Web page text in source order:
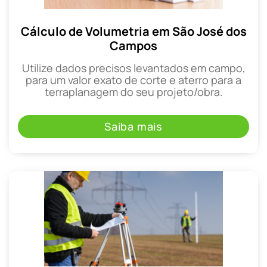
Cálculo de Volumetria em São José dos
Campos
Utilize dados precisos levantados em campo,
para um valor exato de corte e aterro para a
terraplanagem do seu projeto/obra.
Saiba mais